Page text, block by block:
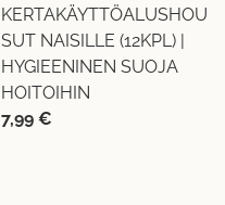
KERTAKÄYTTÖALUSHOU
SUT NAISILLE (12KPL) |
HYGIEENINEN SUOJA
HOITOIHIN
7,99€